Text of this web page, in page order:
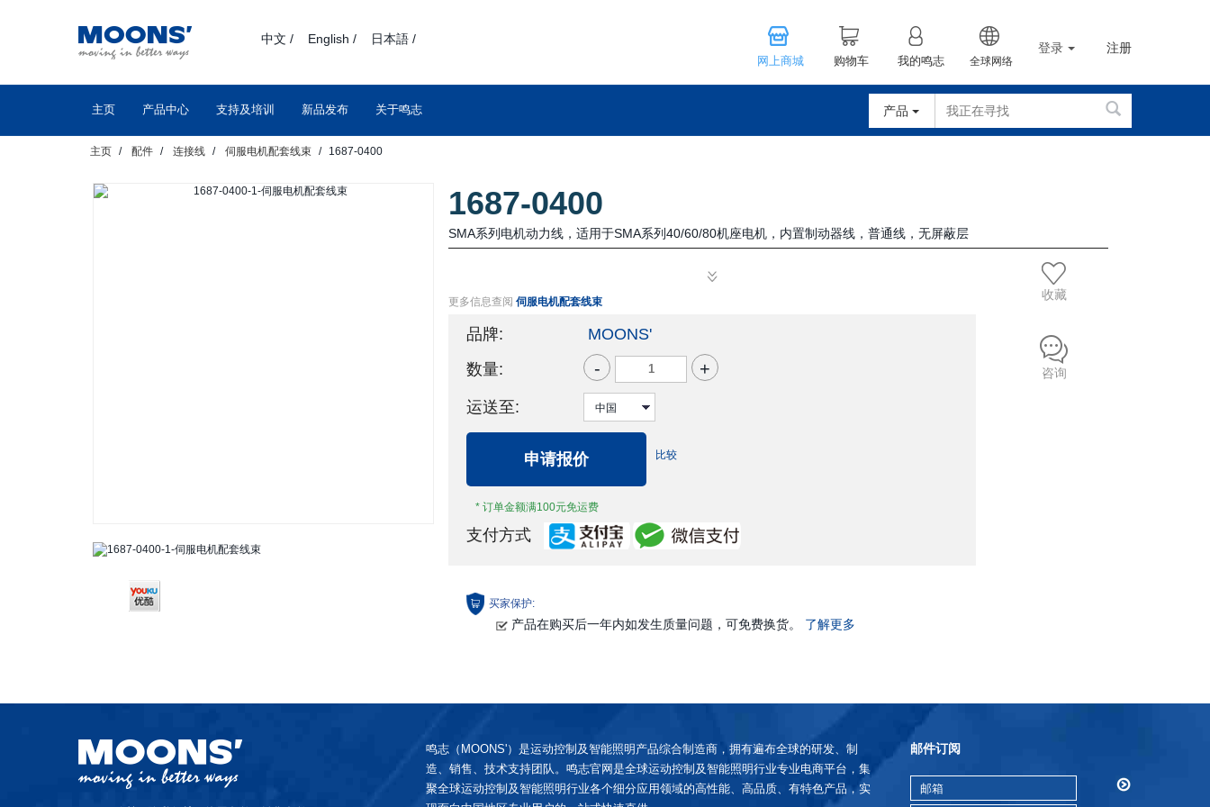
中文 / English / 日本語 /
网上商城 购物车 我的鸣志 全球网络
登录 注册
主页 产品中心 支持及培训 新品发布 关于鸣志 产品
主页 配件 连接线 伺服电机配套线束 1687-0400
1687-0400
SMA系列电机动力线，适用于SMA系列40/60/80机座电机，内置制动器线，普通线，无屏蔽层
更多信息查阅 伺服电机配套线束
品牌:
MOONS'
数量:
- +
运送至:
申请报价
* 订单金额满100元免运费
比较
支付方式
收藏
咨询
买家保护:
产品在购买后一年内如发生质量问题，可免费换货。 了解更多
鸣志（MOONS'）是运动控制及智能照明产品综合制造商，拥有遍布全球的研发、制
造、销售、技术支持团队。鸣志官网是全球运动控制及智能照明行业专业电商平台，集
聚全球运动控制及智能照明行业各个细分应用领域的高性能、高品质、有特色产品，实
邮件订阅